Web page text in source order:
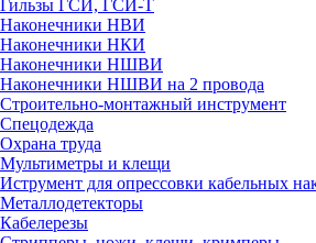
Гильзы ГСИ, ГСИ-Т
Наконечники НВИ
Наконечники НКИ
Наконечники НШВИ
Наконечники НШВИ на 2 провода
Строительно-монтажный инструмент
Спецодежда
Охрана труда
Мультиметры и клещи
Иструмент для опрессовки кабельных
Металлодетекторы
Кабелерезы